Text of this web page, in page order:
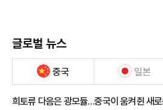
글로벌 뉴스
중국 일본
희토류 다음은 광모듈…중국이 움켜쥔 새